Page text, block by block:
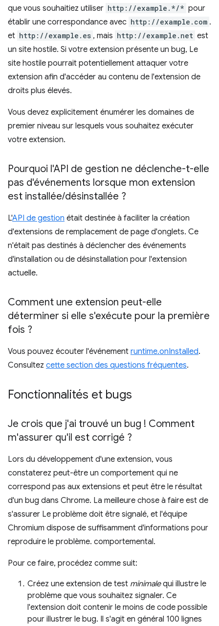
que vous souhaitiez utiliser http://example.*/* pour
établir une correspondance avec http://example.com .
et http://example.es , mais http://example.net est
un site hostile. Si votre extension présente un bug, Le
site hostile pourrait potentiellement attaquer votre
extension afin d'accéder au contenu de l'extension de
droits plus élevés.
Vous devez explicitement énumérer les domaines de
premier niveau sur lesquels vous souhaitez exécuter
votre extension.
Pourquoi l'API de gestion ne déclenche-t-elle
pas d'événements lorsque mon extension
est installée/désinstallée ?
L'API de gestion était destinée à faciliter la création
d'extensions de remplacement de page d'onglets. Ce
n'était pas destinés à déclencher des événements
d'installation ou de désinstallation pour l'extension
actuelle.
Comment une extension peut-elle
déterminer si elle s'exécute pour la première
fois ?
Vous pouvez écouter l'événement runtime.onInstalled.
Consultez cette section des questions fréquentes.
Fonctionnalités et bugs
Je crois que j'ai trouvé un bug ! Comment
m'assurer qu'il est corrigé ?
Lors du développement d'une extension, vous
constaterez peut-être un comportement qui ne
correspond pas aux extensions et peut être le résultat
d'un bug dans Chrome. La meilleure chose à faire est de
s'assurer Le problème doit être signalé, et l'équipe
Chromium dispose de suffisamment d'informations pour
reproduire le problème. comportemental.
Pour ce faire, procédez comme suit:
Créez une extension de test minimalequi illustre le
problème que vous souhaitez signaler. Ce
l'extension doit contenir le moins de code possible
pour illustrer le bug. Il s'agit en général 100 lignes